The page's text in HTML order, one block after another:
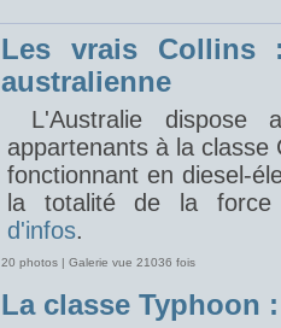
Les vrais Collins
australienne
L'Australie dispose
appartenants à la classe
fonctionnant en diesel-
la totalité de la force
d'infos.
20 photos | Galerie vue 21036 fois
La classe Typhoon